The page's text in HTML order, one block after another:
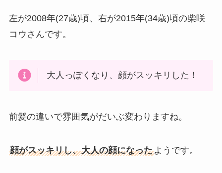
左が2008年(27歳)頃、右が2015年(34歳)頃の柴咲
コウさんです。
大人っぽくなり、顔がスッキリした！
前髪の違いで雰囲気がだいぶ変わりますね。
顔がスッキリし、大人の顔になったようです。